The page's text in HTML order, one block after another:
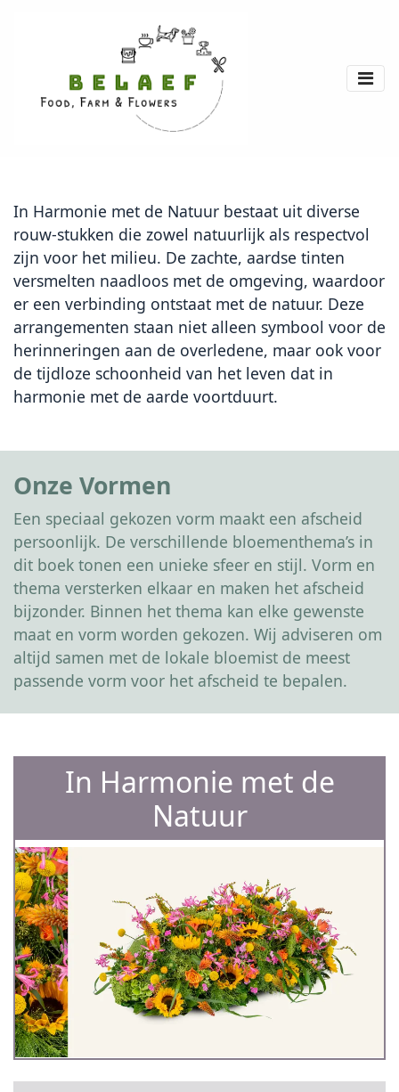
In Harmonie met de Natuur bestaat uit diverse
rouw-stukken die zowel natuurlijk als respectvol
zijn voor het milieu. De zachte, aardse tinten
versmelten naadloos met de omgeving, waardoor
er een verbinding ontstaat met de natuur. Deze
arrangementen staan niet alleen symbool voor de
herinneringen aan de overledene, maar ook voor
de tijdloze schoonheid van het leven dat in
harmonie met de aarde voortduurt.
Onze Vormen
Een speciaal gekozen vorm maakt een afscheid
persoonlijk. De verschillende bloementhema’s in
dit boek tonen een unieke sfeer en stijl. Vorm en
thema versterken elkaar en maken het afscheid
bijzonder. Binnen het thema kan elke gewenste
maat en vorm worden gekozen. Wij adviseren om
altijd samen met de lokale bloemist de meest
passende vorm voor het afscheid te bepalen.
In Harmonie met de
Natuur